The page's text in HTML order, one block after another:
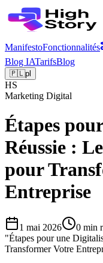
ManifestoFonctionnalités
Blog IATarifsBlog
🇵🇱pl
HS
Marketing Digital
Étapes
Réussie :
pour
Entreprise
1 mai 2026 0 min
"Étapes pour une
Transformer Votre